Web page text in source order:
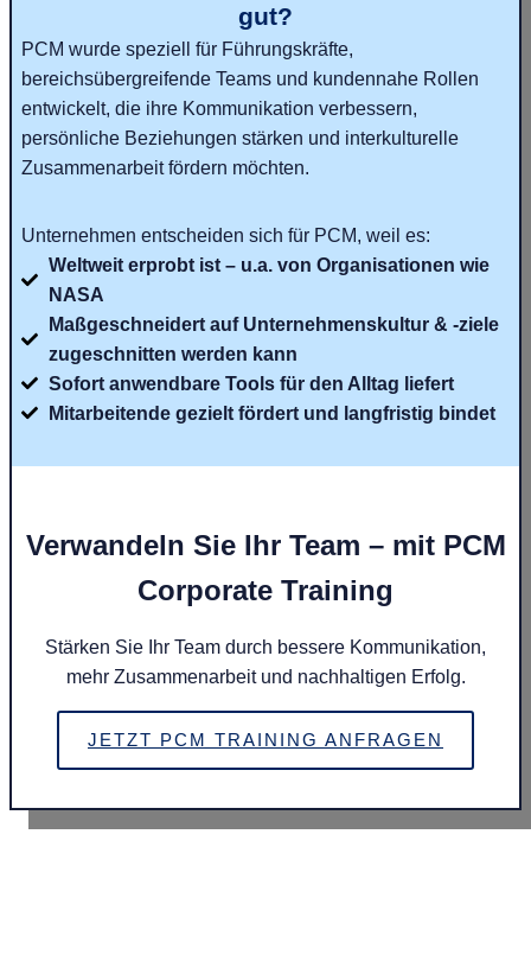
gut?
PCM wurde speziell für Führungskräfte,
bereichsübergreifende Teams und kundennahe Rollen
entwickelt, die ihre Kommunikation verbessern,
persönliche Beziehungen stärken und interkulturelle
Zusammenarbeit fördern möchten.
Unternehmen entscheiden sich für PCM, weil es:
Weltweit erprobt ist – u.a. von Organisationen wie
NASA
Maßgeschneidert auf Unternehmenskultur & -ziele
zugeschnitten werden kann
Sofort anwendbare Tools für den Alltag liefert
Mitarbeitende gezielt fördert und langfristig bindet
Verwandeln Sie Ihr Team – mit PCM
Corporate Training
Stärken Sie Ihr Team durch bessere Kommunikation,
mehr Zusammenarbeit und nachhaltigen Erfolg.
JETZT PCM TRAINING ANFRAGEN